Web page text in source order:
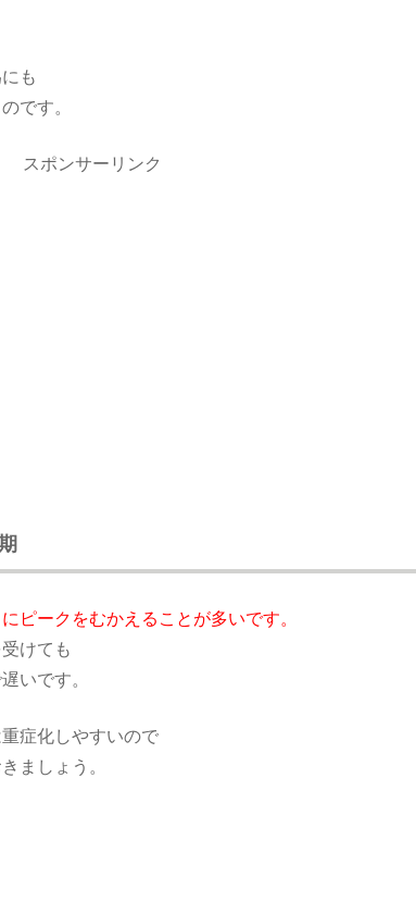
も
です。
スポンサーリンク
ピークをむかえることが多いです。
けても
いです。
症化しやすいので
ましょう。